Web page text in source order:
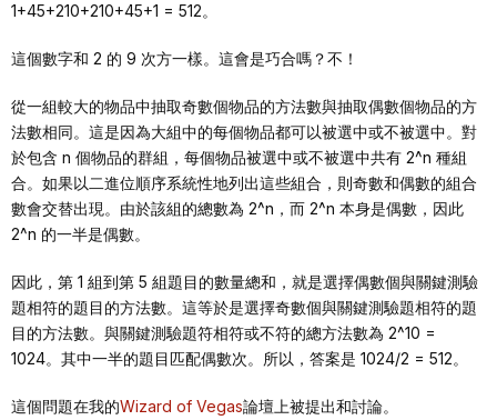
1+45+210+210+45+1 = 512。
這個數字和 2 的 9 次方一樣。這會是巧合嗎？不！
從一組較大的物品中抽取奇數個物品的方法數與抽取偶數個物品的方
法數相同。這是因為大組中的每個物品都可以被選中或不被選中。對
於包含 n 個物品的群組，每個物品被選中或不被選中共有 2^n 種組
合。如果以二進位順序系統性地列出這些組合，則奇數和偶數的組合
數會交替出現。由於該組的總數為 2^n，而 2^n 本身是偶數，因此
2^n 的一半是偶數。
因此，第 1 組到第 5 組題目的數量總和，就是選擇偶數個與關鍵測驗
題相符的題目的方法數。這等於是選擇奇數個與關鍵測驗題相符的題
目的方法數。與關鍵測驗題符相符或不符的總方法數為 2^10 =
1024。其中一半的題目匹配偶數次。所以，答案是 1024/2 = 512。
這個問題在我的Wizard of Vegas論壇上被提出和討論。